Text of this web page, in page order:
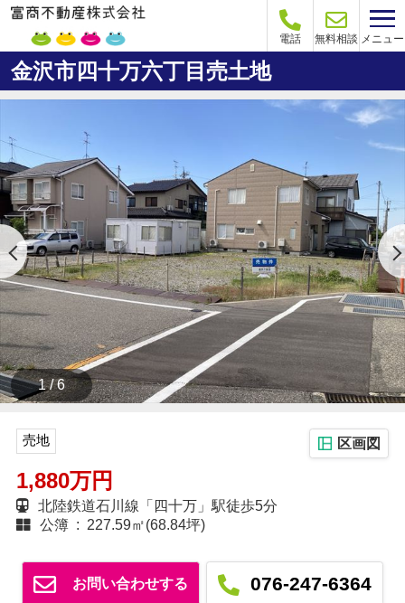
電話 無料相談 メニュー
金沢市四十万六丁目売土地
1 / 6
売地 区画図
1,880万円
北陸鉄道石川線「四十万」駅徒歩5分
公簿 : 227.59㎡(68.84坪)
お問い合わせする 076-247-6364